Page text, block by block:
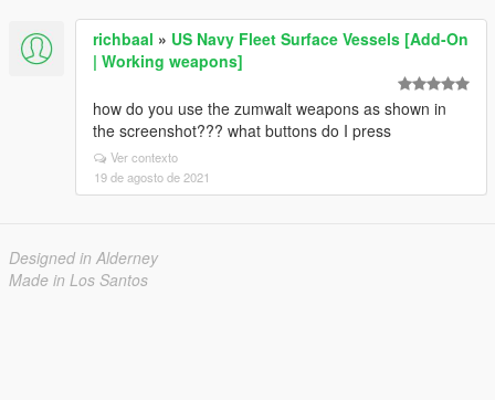
richbaal » US Navy Fleet Surface Vessels [Add-On
| Working weapons]
how do you use the zumwalt weapons as shown in
the screenshot??? what buttons do I press
Ver contexto
19 de agosto de 2021
Designed in Alderney
Made in Los Santos